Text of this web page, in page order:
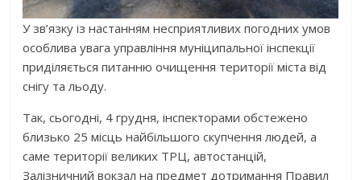
У зв’язку із настанням несприятливих погодних умов
особлива увага управління муніципальної інспекції
приділяється питанню очищення території міста від
снігу та льоду.
Так, сьогодні, 4 грудня, інспекторами обстежено
близько 25 місць найбільшого скупчення людей, а
саме території великих ТРЦ, автостанцій,
Залізничний вокзал на предмет дотримання Правил